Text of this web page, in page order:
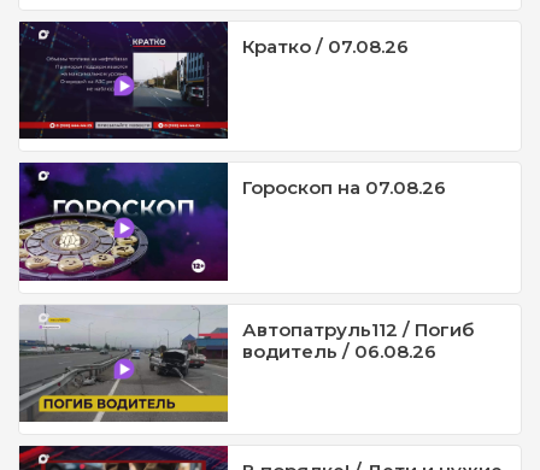
Кратко / 07.08.26
Гороскоп на 07.08.26
Автопатруль112 / Погиб
водитель / 06.08.26